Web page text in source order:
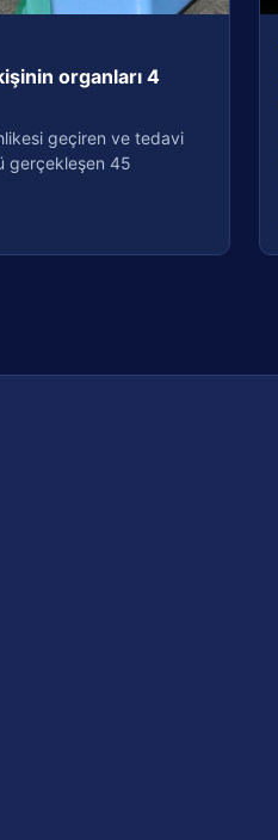
organları 4
geçiren ve tedavi
gerçekleşen 45